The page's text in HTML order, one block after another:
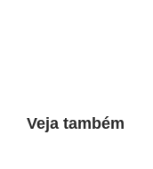
Veja também